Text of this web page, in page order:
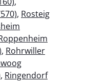
, Rosteig
, Rohrwiller
, Ringendorf